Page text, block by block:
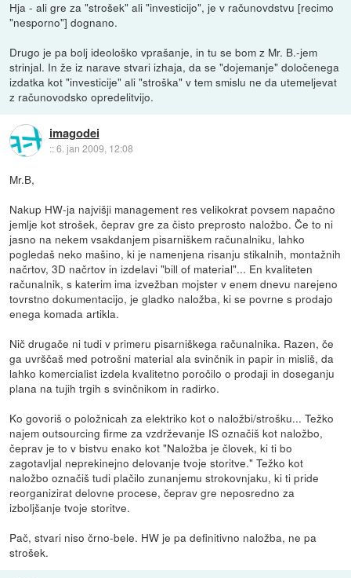
Hja - ali gre za "strošek" ali "investicijo", je v računovdstvu [recimo
"nesporno"] dognano.
Drugo je pa bolj ideološko vprašanje, in tu se bom z Mr. B.-jem
strinjal. In že iz narave stvari izhaja, da se "dojemanje" določenega
izdatka kot "investicije" ali "stroška" v tem smislu ne da utemeljevat
z računovodsko opredelitvijo.
imagodei
::6. jan 2009, 12:08
Mr.B,
Nakup HW-ja najvišji management res velikokrat povsem napačno
jemlje kot strošek, čeprav gre za čisto preprosto naložbo. Če to ni
jasno na nekem vsakdanjem pisarniškem računalniku, lahko
pogledaš neko mašino, ki je namenjena risanju stikalnih, montažnih
načrtov, 3D načrtov in izdelavi "bill of material"... En kvaliteten
računalnik, s katerim ima izvežban mojster v enem dnevu narejeno
tovrstno dokumentacijo, je gladko naložba, ki se povrne s prodajo
enega komada artikla.
Nič drugače ni tudi v primeru pisarniškega računalnika. Razen, če
ga uvrščaš med potrošni material ala svinčnik in papir in misliš, da
lahko komercialist izdela kvalitetno poročilo o prodaji in doseganju
plana na tujih trgih s svinčnikom in radirko.
Ko govoriš o položnicah za elektriko kot o naložbi/strošku... Težko
najem outsourcing firme za vzdrževanje IS označiš kot naložbo,
čeprav je to v bistvu enako kot "Naložba je človek, ki ti bo
zagotavljal neprekinejno delovanje tvoje storitve." Težko kot
naložbo označiš tudi plačilo zunanjemu strokovnjaku, ki ti pride
reorganizirat delovne procese, čeprav gre neposredno za
izboljšanje tvoje storitve.
Pač, stvari niso črno-bele. HW je pa definitivno naložba, ne pa
strošek.